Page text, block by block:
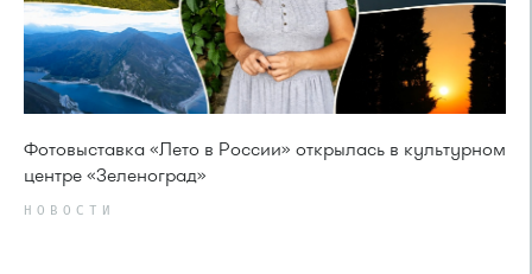
Фотовыставка «Лето в России» открылась в культурном
центре «Зеленоград»
НОВОСТИ